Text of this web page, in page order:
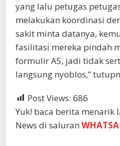
yang lalu petugas
melakukan koordinasi
sakit minta datanya,
fasilitasi mereka pindah
formulir A5, jadi tidak
langsung nyoblos,”
Post Views: 686
Yuk! baca berita menarik
News di saluran